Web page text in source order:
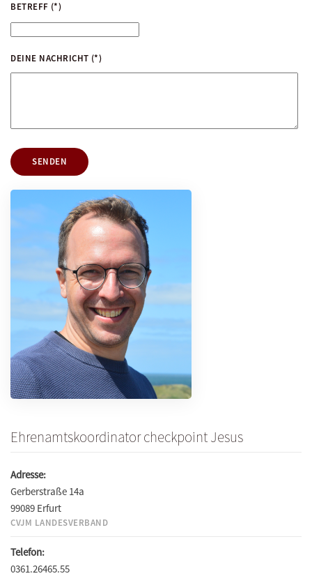
BETREFF (*)
DEINE NACHRICHT (*)
SENDEN
Ehrenamtskoordinator checkpoint Jesus
Adresse:
Gerberstraße 14a
99089 Erfurt
CVJM LANDESVERBAND
Telefon:
0361.26465.55